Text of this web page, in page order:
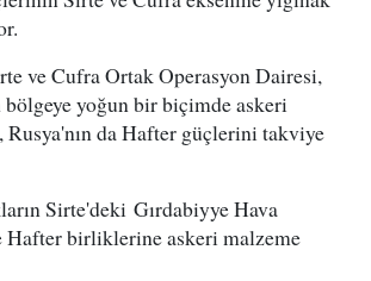
ve Cufra Ortak Operasyon Dairesi,
yoğun bir biçimde askeri
Rusya'nın da Hafter güçlerini takviye
Sirte'deki Gırdabiyye Hava
Hafter birliklerine askeri malzeme